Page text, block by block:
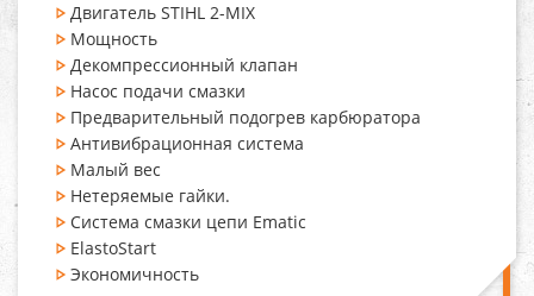
Двигатель STIHL 2-MIX
Мощность
Декомпрессионный клапан
Насос подачи смазки
Предварительный подогрев карбюратора
Антивибрационная система
Малый вес
Нетеряемые гайки.
Система смазки цепи Ematic
ElastoStart
Экономичность